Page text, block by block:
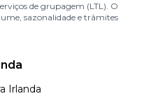
de grupagem (LTL). O
sazonalidade e trâmites
Irlanda